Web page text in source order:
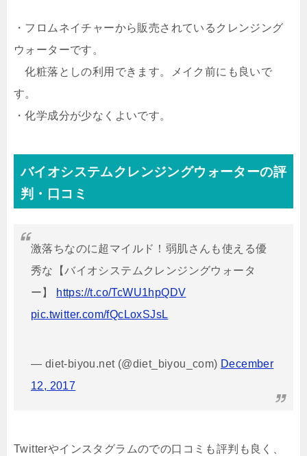
・フロムネイチャーから販売されているクレンジング
ウォーターです。
化粧落としの利用できます。メイク前にも良いで
す。
・化学成分が少なくよいです。
バイオシステムクレンジングウォーターの評
判・口コミ
激落ちなのに超マイルド！弱肌さんも使える優
秀な【バイオシステムクレンジングウォータ
ー】
https://t.co/TcWU1hpQDV
pic.twitter.com/fQcLoxSJsL
— diet-biyou.net (@diet_biyou_com) December
12, 2017
Twitterやインスタグラムのでの口コミも評判も良く、